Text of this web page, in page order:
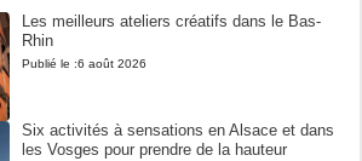
Les meilleurs ateliers créatifs dans le Bas-
Rhin
Publié le :6 août 2026
Six activités à sensations en Alsace et dans
les Vosges pour prendre de la hauteur